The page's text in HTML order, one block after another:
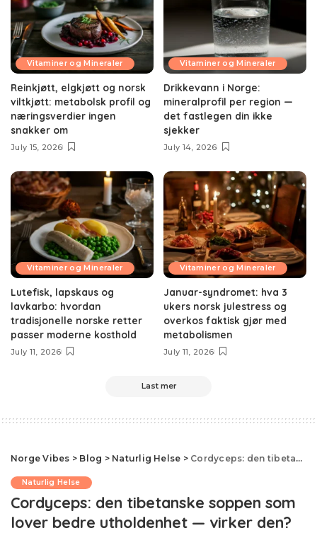
Vitaminer og Mineraler
Reinkjøtt, elgkjøtt og norsk
viltkjøtt: metabolsk profil og
næringsverdier ingen
snakker om
July 15, 2026
Vitaminer og Mineraler
Drikkevann i Norge:
mineralprofil per region —
det fastlegen din ikke
sjekker
July 14, 2026
Vitaminer og Mineraler
Lutefisk, lapskaus og
lavkarbo: hvordan
tradisjonelle norske retter
passer moderne kosthold
July 11, 2026
Vitaminer og Mineraler
Januar-syndromet: hva 3
ukers norsk julestress og
overkos faktisk gjør med
metabolismen
July 11, 2026
Last mer
Norge Vibes > Blog > Naturlig Helse > Cordyceps: den tibetanske soppen som lover bedre utholdenhet — virker den?
Naturlig Helse
Cordyceps: den tibetanske soppen som
lover bedre utholdenhet — virker den?